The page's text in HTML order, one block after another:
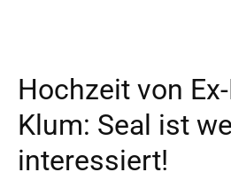
Hochzeit von
Klum: Seal ist
interessiert!